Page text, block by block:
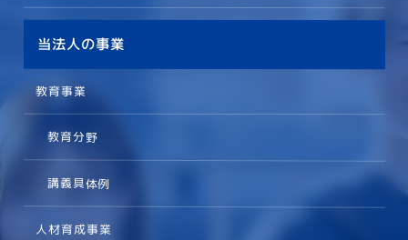
当法人の事業
教育事業
教育分野
講義具体例
人材育成事業